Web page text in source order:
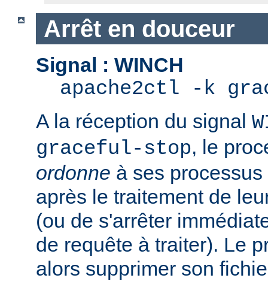
Arrêt en douceur
Signal : WINCH
apache2ctl -k
A la réception du signal
graceful-stop, le
ordonne à ses
après le traitement de
(ou de s'arrêter
de requête à traiter). Le
alors supprimer son